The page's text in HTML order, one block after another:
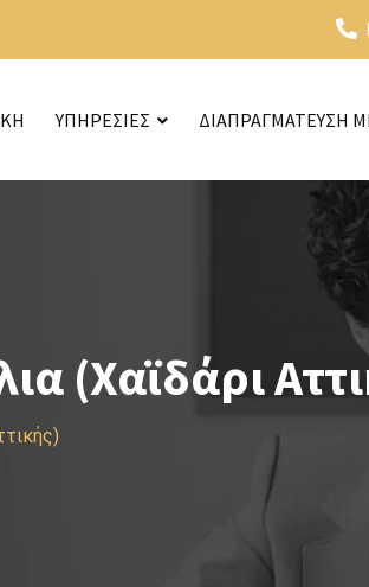
ΥΠΗΡΕΣΙΕΣ ΔΙΑΠΡΑΓΜΑΤΕΥΣΗ ΜΕ
(Χαϊδάρι